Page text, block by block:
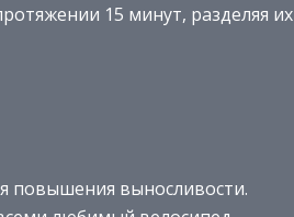
15 минут, разделяя их
повышения выносливости.